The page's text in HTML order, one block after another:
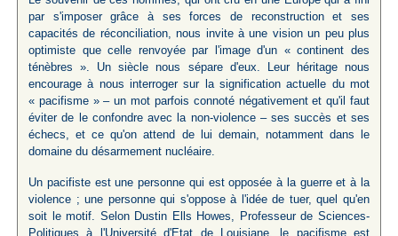
par s'imposer grâce à ses forces de reconstruction et ses
capacités de réconciliation, nous invite à une vision un peu plus
optimiste que celle renvoyée par l'image d'un « continent des
ténèbres ». Un siècle nous sépare d'eux. Leur héritage nous
encourage à nous interroger sur la signification actuelle du mot
« pacifisme » – un mot parfois connoté négativement et qu'il faut
éviter de le confondre avec la non-violence – ses succès et ses
échecs, et ce qu'on attend de lui demain, notamment dans le
domaine du désarmement nucléaire.
Un pacifiste est une personne qui est opposée à la guerre et à la
violence ; une personne qui s'oppose à l'idée de tuer, quel qu'en
soit le motif. Selon Dustin Ells Howes, Professeur de Sciences-
Politiques à l'Université d'Etat de Louisiane, le pacifisme est